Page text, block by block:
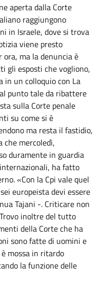
aperta dalla Corte
raggiungono
in Israele, dove si trova
viene presto
ma la denuncia è
gli esposti che vogliono,
in un colloquio con La
punto tale da ribattere
sulla Corte penale
su come si è
ma resta il fastidio,
che mercoledì,
duramente in guardia
ha fatto
«Con la Cpi vale quel
europeista devi essere
Tajani -. Criticare non
inoltre del tutto
della Corte che ha
sono fatte di uomini e
mossa in ritardo
la funzione delle